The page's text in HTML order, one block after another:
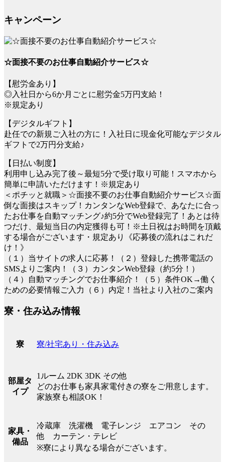
キャンペーン
☆面接不要のお仕事自動紹介サービス☆
【慰労金あり】
◎入社日から6か月ごとに慰労金5万円支給！
※規定あり
【デジタルギフト】
赴任での新規ご入社の方に！入社日に現金化可能なデジタル
ギフトで2万円分支給♪
【日払い制度】
利用申し込み完了後～最短5分で受け取り可能！スマホから
簡単に申請いただけます！※規定あり
＜ポチッと就職＞☆面接不要のお仕事自動紹介サービス☆面
倒な面接はスキップ！カンタンなWeb登録で、あなたに合っ
たお仕事を自動マッチング♪約5分でWeb登録完了！あとは待
つだけ、最短当日の内定獲得も可！※土日祝はお時間を頂戴
する場合がございます・規定あり《応募後の流れはこれだ
け！》
（１）当サイトの求人に応募！（２）登録した携帯電話の
SMSよりご案内！（３）カンタンWeb登録（約5分！）
（４）自動マッチングでお仕事紹介！（５）条件OK→働く
ための必要情報ご入力（６）内定！当社より入社のご案内
寮・住み込み情報
寮 寮/社宅あり・住み込み
部屋タ
イプ
1ルーム 2DK 3DK その他
どのお仕事も家具家電付きの寮をご用意します。
家族寮も相談OK！
家具・
備品
冷蔵庫 洗濯機 電子レンジ エアコン その
他 カーテン・テレビ
※寮により異なる場合がございます。